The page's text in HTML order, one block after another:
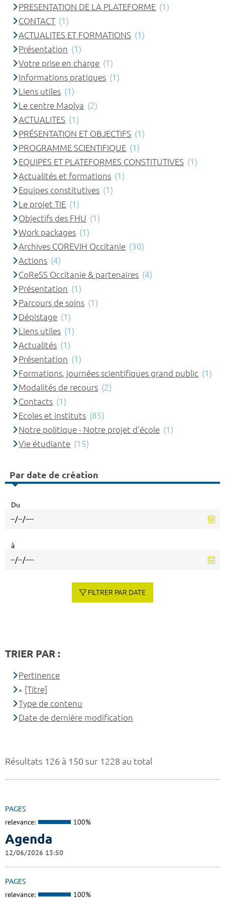
Résultats 126 à 150 sur 1228 au total
PAGES
relevance: 100%
Agenda
12/06/2026 13:50
PAGES
relevance: 100%
PRESENTATION DE LA PLATEFORME (1)
CONTACT (1)
ACTUALITES ET FORMATIONS (1)
Présentation (1)
Votre prise en charge (1)
Informations pratiques (1)
Liens utiles (1)
Le centre Maolya (2)
ACTUALITES (1)
PRÉSENTATION ET OBJECTIFS (1)
PROGRAMME SCIENTIFIQUE (1)
EQUIPES ET PLATEFORMES CONSTITUTIVES (1)
Actualités et formations (1)
Equipes constitutives (1)
Le projet TIE (1)
Objectifs des FHU (1)
Work packages (1)
Archives COREVIH Occitanie (30)
Actions (4)
CoReSS Occitanie & partenaires (4)
Présentation (1)
Parcours de soins (1)
Dépistage (1)
Liens utiles (1)
Actualités (1)
Présentation (1)
Formations, journées scientifiques grand public (1)
Modalités de recours (2)
Contacts (1)
Ecoles et instituts (85)
Notre politique - Notre projet d'école (1)
Vie étudiante (15)
Par date de création
Du
à
FILTRER PAR DATE
TRIER PAR :
Pertinence
[Titre]
Type de contenu
Date de dernière modification